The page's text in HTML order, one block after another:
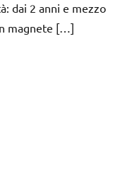
dai 2 anni e mezzo
magnete […]